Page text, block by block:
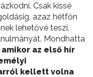
Csak kissé
azaz hétfőn
lehetővé teszi,
Mondhatta
amikor az első hír
kellett volna